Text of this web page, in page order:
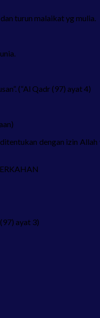
turun malaikat yg mulia.
(“Al Qadr (97) ayat 4)
dengan izin
ayat 3)